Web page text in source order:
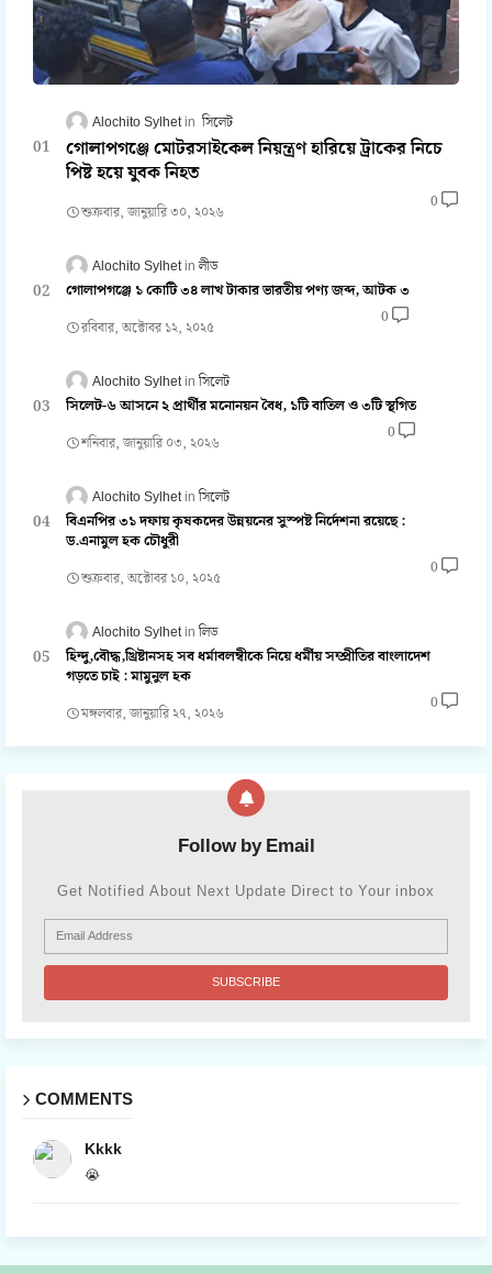
Alochito Sylhet সিলেট
গোলাপগঞ্জে মোটরসাইকেল নিয়ন্ত্রণ হারিয়ে ট্রাকের নিচে
পিষ্ট হয়ে যুবক নিহত
শুক্রবার, জানুয়ারি ৩০, ২০২৬
0
Alochito Sylhet লীড
গোলাপগঞ্জে ১ কোটি ৩৪ লাখ টাকার ভারতীয় পণ্য জব্দ, আটক ৩
রবিবার, অক্টোবর ১২, ২০২৫
0
Alochito Sylhet সিলেট
সিলেট-৬ আসনে ২ প্রার্থীর মনোনয়ন বৈধ, ১টি বাতিল ও ৩টি স্থগিত
শনিবার, জানুয়ারি ০৩, ২০২৬
0
Alochito Sylhet সিলেট
বিএনপির ৩১ দফায় কৃষকদের উন্নয়নের সুস্পষ্ট নির্দেশনা রয়েছে :
ড.এনামুল হক চৌধুরী
শুক্রবার, অক্টোবর ১০, ২০২৫
0
Alochito Sylhet লিড
হিন্দু,বৌদ্ধ,খ্রিষ্টানসহ সব ধর্মাবলম্বীকে নিয়ে ধর্মীয় সম্প্রীতির বাংলাদেশ
গড়তে চাই : মামুনুল হক
মঙ্গলবার, জানুয়ারি ২৭, ২০২৬
0
Follow by Email
Get Notified About Next Update Direct to Your inbox
COMMENTS
Kkkk
😭